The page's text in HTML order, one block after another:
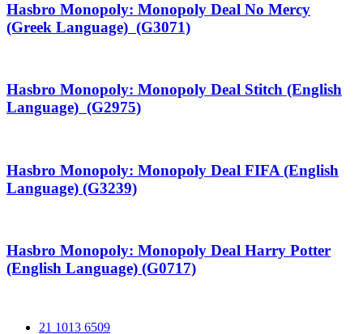
Hasbro Monopoly: Monopoly Deal No Mercy
(Greek Language) (G3071)
Hasbro Monopoly: Monopoly Deal Stitch (English
Language) (G2975)
Hasbro Monopoly: Monopoly Deal FIFA (English
Language) (G3239)
Hasbro Monopoly: Monopoly Deal Harry Potter
(English Language) (G0717)
21 1013 6509